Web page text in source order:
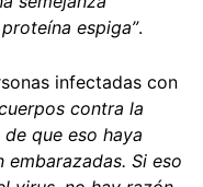
espiga”.
infectadas con
contra la
que eso haya
Si eso